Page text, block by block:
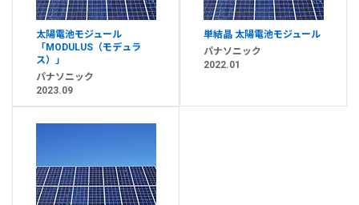
太陽電池モジュール
「MODULUS（モデュラ
ス）」
パナソニック
2023.09
単結晶 太陽電池モジュール
パナソニック
2022.01